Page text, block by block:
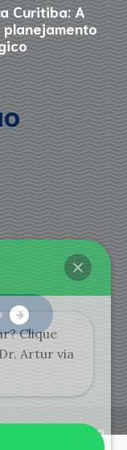
Curitiba: A
Curitiba
- 2020 ©
Clique
Artur via